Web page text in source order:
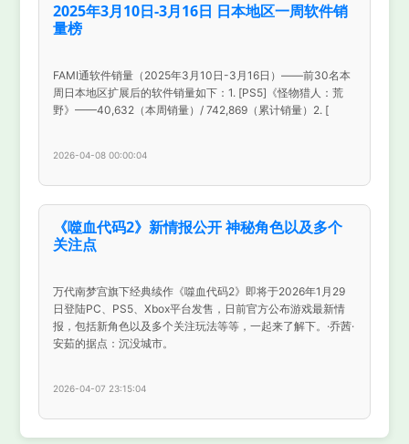
2025年3月10日-3月16日 日本地区一周软件销
量榜
FAMI通软件销量（2025年3月10日-3月16日）——前30名本
周日本地区扩展后的软件销量如下：1. [PS5]《怪物猎人：荒
野》——40,632（本周销量）/ 742,869（累计销量）2. [
2026-04-08 00:00:04
《噬血代码2》新情报公开 神秘角色以及多个
关注点
万代南梦宫旗下经典续作《噬血代码2》即将于2026年1月29
日登陆PC、PS5、Xbox平台发售，日前官方公布游戏最新情
报，包括新角色以及多个关注玩法等等，一起来了解下。·乔茜·
安茹的据点：沉没城市。
2026-04-07 23:15:04